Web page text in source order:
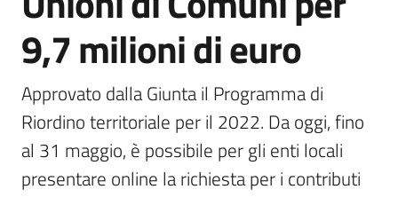
comunicazione
Seguici
su
9,7 milioni di euro
Approvato dalla Giunta il Programma di
Riordino territoriale per il 2022. Da oggi, fino
al 31 maggio, è possibile per gli enti locali
presentare online la richiesta per i contributi